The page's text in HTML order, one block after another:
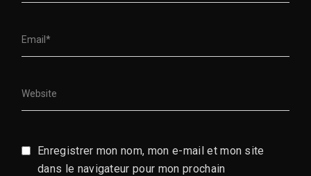
Enregistrer mon nom, mon e-mail et mon site
dans le navigateur pour mon prochain